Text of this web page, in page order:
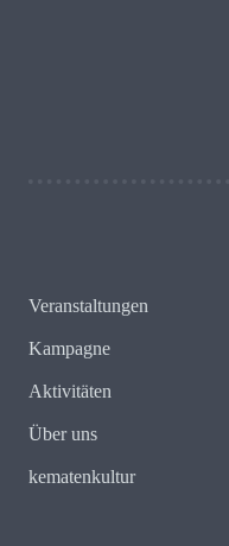
Veranstaltungen
Kampagne
Aktivitäten
Über uns
kematenkultur